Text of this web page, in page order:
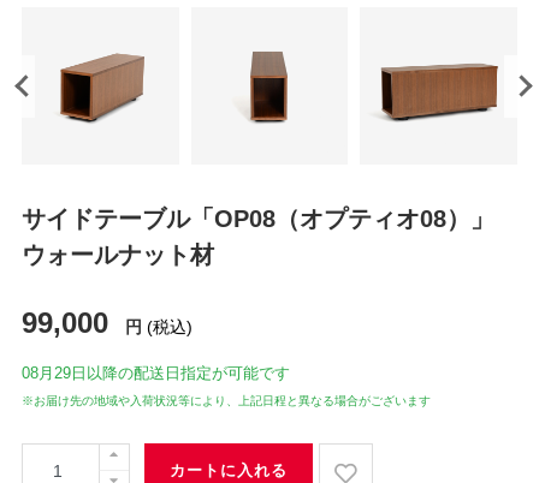
サイドテーブル「OP08（オプティオ08）」
ウォールナット材
99,000 円 (税込)
08月29日 以降の配送日指定が可能です
※お届け先の地域や入荷状況等により、上記日程と異なる場合がございます
カートに入れる